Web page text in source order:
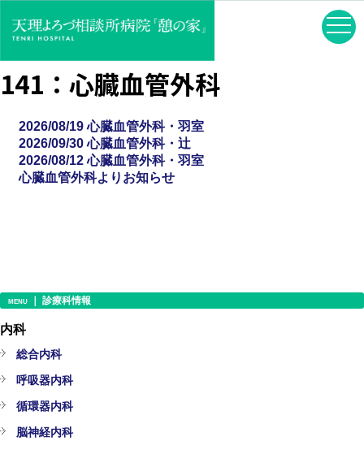
141：心臓血管外科
2026/08/19 心臓血管外科・羽室
2026/09/30 心臓血管外科・辻
2026/08/12 心臓血管外科・羽室
心臓血管外科よりお知らせ
MENU ｜ 診療科情報
内科
総合内科
呼吸器内科
循環器内科
脳神経内科